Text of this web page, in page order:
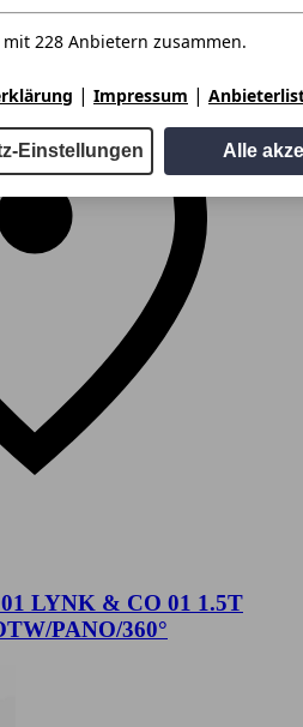
LYNK & CO 01 1.5T
PANO/360°
228 Anbietern zusammen.
| Impressum |
Einstellungen Alle